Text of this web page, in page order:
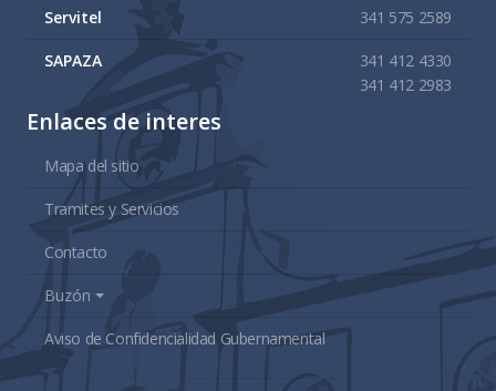
Servitel 341 575 2589
SAPAZA
341 412 4330
341 412 2983
Enlaces de interes
Mapa del sitio
Tramites y Servicios
Contacto
Buzón
Aviso de Confidencialidad Gubernamental